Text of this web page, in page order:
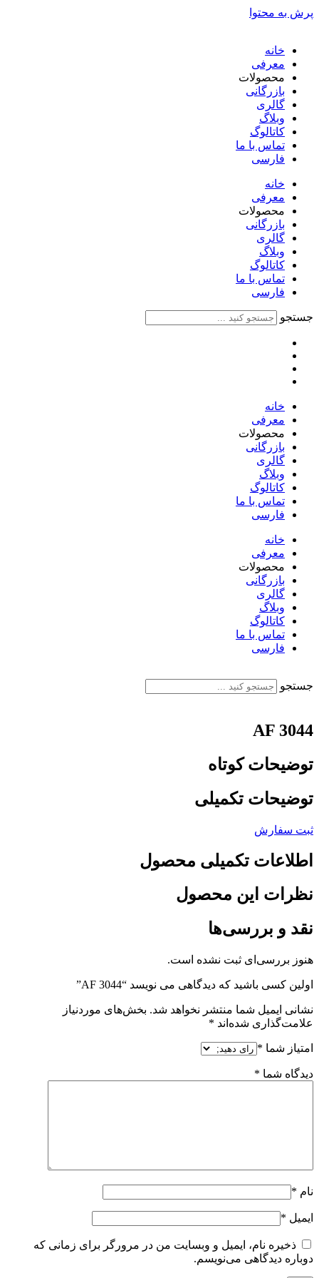
پرش به محتوا
خانه
معرفی
محصولات
بازرگانی
گالری
وبلاگ
کاتالوگ
تماس با ما
فارسی
خانه
معرفی
محصولات
بازرگانی
گالری
وبلاگ
کاتالوگ
تماس با ما
فارسی
English
جستجو
خانه
معرفی
محصولات
بازرگانی
گالری
وبلاگ
کاتالوگ
تماس با ما
فارسی
خانه
معرفی
محصولات
بازرگانی
گالری
وبلاگ
کاتالوگ
تماس با ما
فارسی
جستجو
AF 3044
توضیحات کوتاه
توضیحات تکمیلی
ثبت سفارش
اطلاعات تکمیلی محصول
نظرات این محصول
نقد و بررسی‌ها
هنوز بررسی‌ای ثبت نشده است.
اولین کسی باشید که دیدگاهی می نویسد “AF 3044”
نشانی ایمیل شما منتشر نخواهد شد. بخش‌های موردنیاز
علامت‌گذاری شده‌اند *
امتیاز شما *
دیدگاه شما *
نام *
ایمیل *
ذخیره نام، ایمیل و وبسایت من در مرورگر برای زمانی که
دوباره دیدگاهی می‌نویسم.